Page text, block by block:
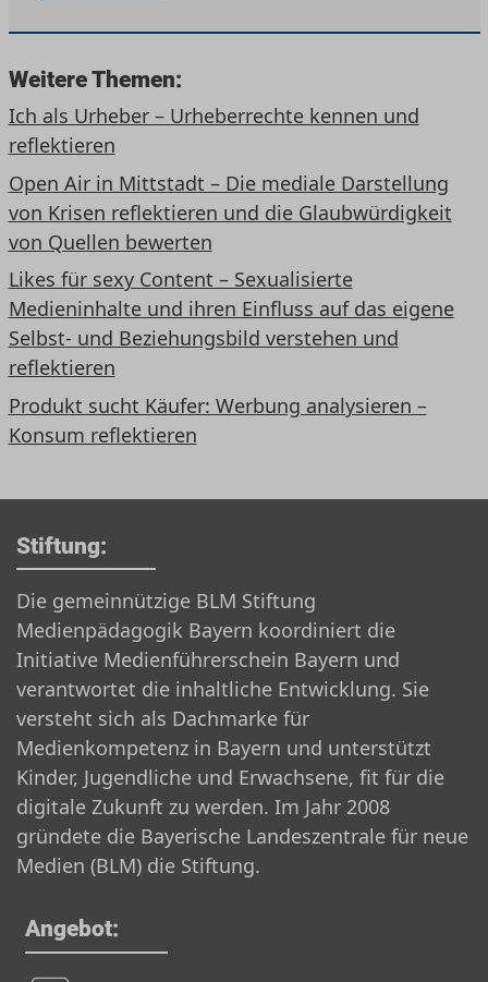
Weitere Themen:
Ich als Urheber – Urheberrechte kennen und
reflektieren
Open Air in Mittstadt – Die mediale Darstellung
von Krisen reflektieren und die Glaubwürdigkeit
von Quellen bewerten
Likes für sexy Content – Sexualisierte
Medieninhalte und ihren Einfluss auf das eigene
Selbst- und Beziehungsbild verstehen und
reflektieren
Produkt sucht Käufer: Werbung analysieren –
Konsum reflektieren
Stiftung:
Die gemeinnützige BLM Stiftung
Medienpädagogik Bayern koordiniert die
Initiative Medienführerschein Bayern und
verantwortet die inhaltliche Entwicklung. Sie
versteht sich als Dachmarke für
Medienkompetenz in Bayern und unterstützt
Kinder, Jugendliche und Erwachsene, fit für die
digitale Zukunft zu werden. Im Jahr 2008
gründete die Bayerische Landeszentrale für neue
Medien (BLM) die Stiftung.
Angebot: